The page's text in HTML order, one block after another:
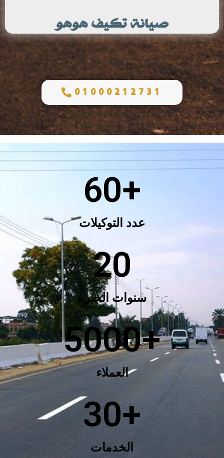
صيانة تكيف هوهو
01000212731
عدد التوكيلات
+
60
سنوات الخبرة
20
العملاء
+
5000
الخدمات
+
30